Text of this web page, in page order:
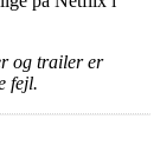
og trailer er
fejl.